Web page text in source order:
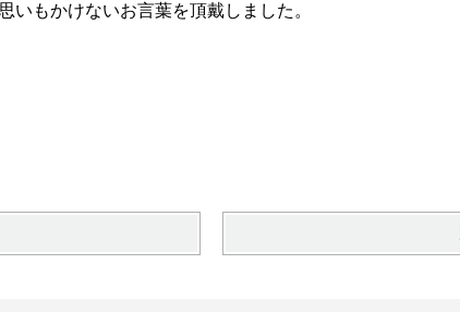
いもかけないお言葉を頂戴しました。